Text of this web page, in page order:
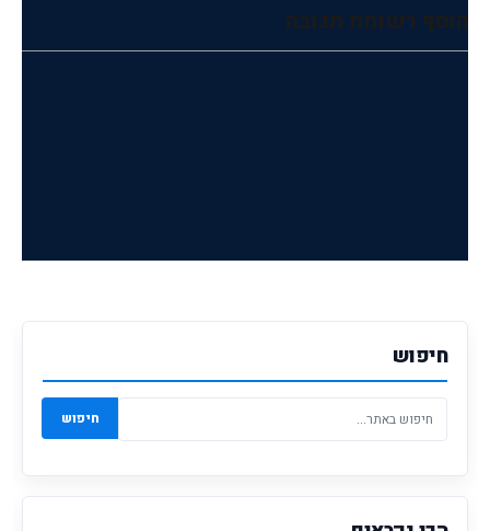
הוסף רשומת תגובה
חיפוש
חיפוש